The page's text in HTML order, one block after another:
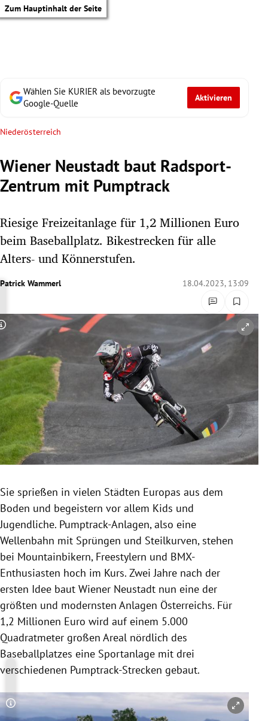
Zum Hauptinhalt der Seite
Untermenü
Untermenü
Untermenü
Untermenü
Untermenü
Untermenü
Untermenü
Untermenü
Wählen Sie KURIER als bevorzugte
Google-Quelle
Aktivieren
Niederösterreich
Wiener Neustadt baut Radsport-
Zentrum mit Pumptrack
Riesige Freizeitanlage für 1,2 Millionen Euro
beim Baseballplatz. Bikestrecken für alle
Alters- und Könnerstufen.
Patrick Wammerl 18.04.2023, 13:09
Copyright-Hinweis öffnen/schließen
Sie sprießen in vielen Städten Europas aus dem
Boden und begeistern vor allem Kids und
Jugendliche. Pumptrack-Anlagen, also eine
Wellenbahn mit Sprüngen und Steilkurven, stehen
bei Mountainbikern, Freestylern und BMX-
Enthusiasten hoch im Kurs. Zwei Jahre nach der
ersten Idee baut Wiener Neustadt nun eine der
größten und modernsten Anlagen Österreichs. Für
1,2 Millionen Euro wird auf einem 5.000
Quadratmeter großen Areal nördlich des
Baseballplatzes eine Sportanlage mit drei
verschiedenen Pumptrack-Strecken gebaut.
Copyright-Hinweis öffnen/schließen